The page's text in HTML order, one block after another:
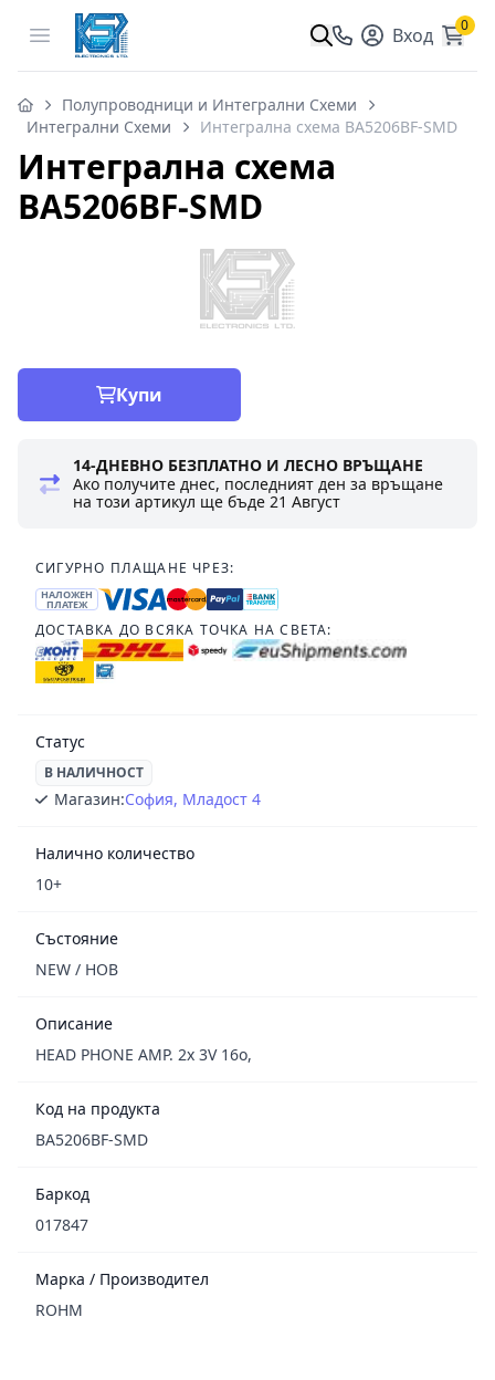
Open menu Вход 0
Полупроводници и Интегрални Схеми
Интегрални Схеми
Интегрална схема BA5206BF-SMD
Интегрална схема
BA5206BF-SMD
Купи
14-ДНЕВНО БЕЗПЛАТНО И ЛЕСНО ВРЪЩАНЕ
Ако получите днес, последният ден за връщане
на този артикул ще бъде21 Август
СИГУРНО ПЛАЩАНЕ ЧРЕЗ:
НАЛОЖЕН
ПЛАТЕЖ
ДОСТАВКА ДО ВСЯКА ТОЧКА НА СВЕТА:
Статус
В НАЛИЧНОСТ
Магазин:София, Младост 4
Налично количество
10+
Състояние
NEW / НОВ
Описание
HEAD PHONE AMP. 2x 3V 16o,
Код на продукта
BA5206BF-SMD
Баркод
017847
Марка / Производител
ROHM